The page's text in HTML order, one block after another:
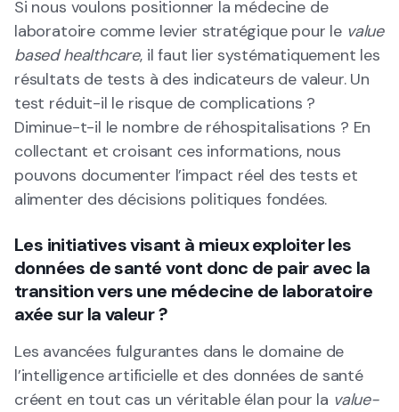
Si nous voulons positionner la médecine de
laboratoire comme levier stratégique pour le value
based healthcare, il faut lier systématiquement les
résultats de tests à des indicateurs de valeur. Un
test réduit-il le risque de complications ?
Diminue-t-il le nombre de réhospitalisations ? En
collectant et croisant ces informations, nous
pouvons documenter l’impact réel des tests et
alimenter des décisions politiques fondées.
Les initiatives visant à mieux exploiter les
données de santé vont donc de pair avec la
transition vers une médecine de laboratoire
axée sur la valeur ?
Les avancées fulgurantes dans le domaine de
l’intelligence artificielle et des données de santé
créent en tout cas un véritable élan pour la value-